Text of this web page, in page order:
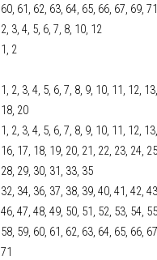
60, 61, 62, 63, 64, 65, 66, 67, 69,
2, 3, 4, 5, 6, 7, 8, 10, 12
1, 2
1, 2, 3, 4, 5, 6, 7, 8, 9, 10, 11, 12,
18, 20
1, 2, 3, 4, 5, 6, 7, 8, 9, 10, 11, 12,
16, 17, 18, 19, 20, 21, 22, 23, 24,
28, 29, 30, 31, 33, 35
32, 34, 36, 37, 38, 39, 40, 41, 42,
46, 47, 48, 49, 50, 51, 52, 53, 54,
58, 59, 60, 61, 62, 63, 64, 65, 66,
71